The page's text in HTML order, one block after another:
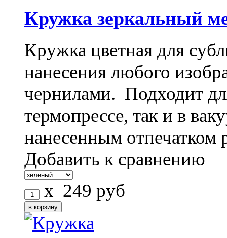
Кружка зеркальный
Кружка цветная для
нанесения любого
чернилами. Подходит
термопрессе, так и в
нанесенным
Добавить к сравнению
x 249 руб